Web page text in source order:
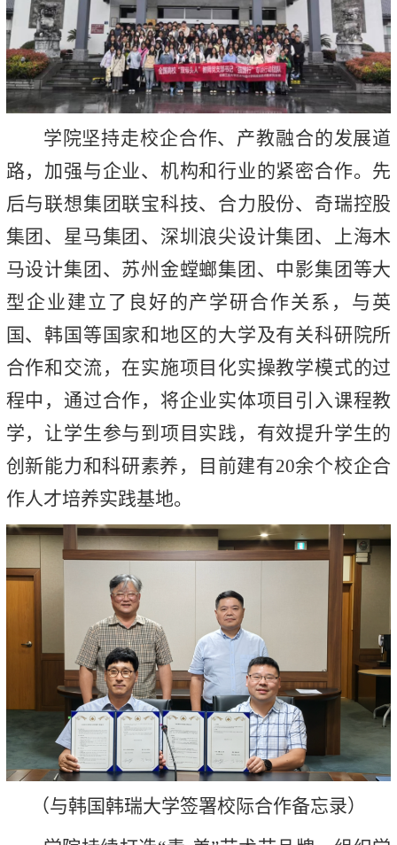
学院坚持走校企合作、产教融合的发展道
路，加强与企业、机构和行业的紧密合作。先
后与联想集团联宝科技、合力股份、奇瑞控股
集团、星马集团、深圳浪尖设计集团、上海木
马设计集团、苏州金螳螂集团、中影集团等大
型企业建立了良好的产学研合作关系，与英
国、韩国等国家和地区的大学及有关科研院所
合作和交流，在实施项目化实操教学模式的过
程中，通过合作，将企业实体项目引入课程教
学，让学生参与到项目实践，有效提升学生的
创新能力和科研素养，目前建有20余个校企合
作人才培养实践基地。
（与韩国韩瑞大学签署校际合作备忘录）